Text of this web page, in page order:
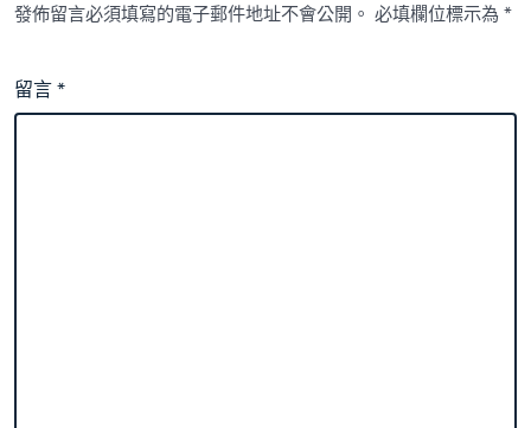
發佈留言必須填寫的電子郵件地址不會公開。 必填欄位標示為*
留言*